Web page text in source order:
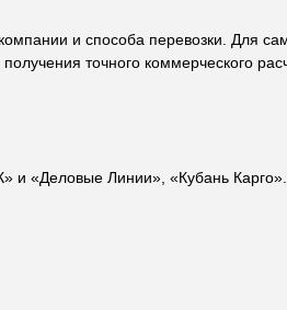
и способа перевозки. Для
точного коммерческого
«Деловые Линии», «Кубань